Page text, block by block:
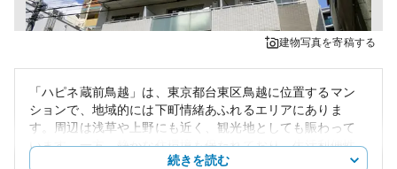
建物写真を寄稿する
「ハピネ蔵前鳥越」は、東京都台東区鳥越に位置するマン
ションで、地域的には下町情緒あふれるエリアにありま
す。周辺は浅草や上野にも近く、観光地としても賑わって
います。一方、静かな住環境も保たれており、生活利便性
も高いと言えます。建物の外観はモダンでスタイリッシュ
続きを読む